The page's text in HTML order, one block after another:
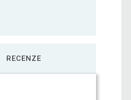
RECENZE